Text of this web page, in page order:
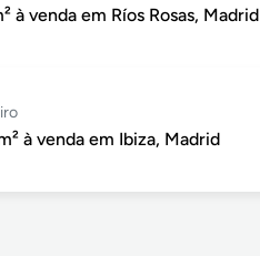
à venda em Ríos Rosas, Madrid
à venda em Ibiza, Madrid